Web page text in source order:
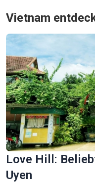
Vietnam
Love Hill:
Uyen